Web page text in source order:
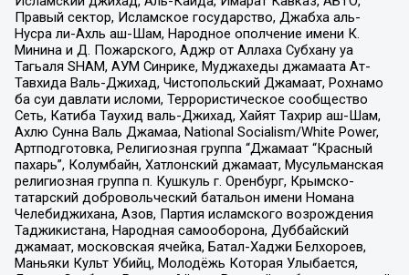
Правый сектор, Исламское государство, Джабха аль-
Нусра ли-Ахль аш-Шам, Народное ополчение имени К.
Минина и Д. Пожарского, Аджр от Аллаха Субхану уа
Тагьаля SHAM, АУМ Синрике, Муджахеды джамаата Ат-
Тавхида Валь-Джихад, Чистопольский Джамаат, Рохнамо
ба суи давлати исломи, Террористическое сообщество
Сеть, Катиба Таухид валь-Джихад, Хайят Тахрир аш-Шам,
Ахлю Сунна Валь Джамаа, National Socialism/White Power,
Артподготовка, Религиозная группа “Джамаат “Красный
пахарь”, Колумбайн, Хатлонский джамаат, Мусульманская
религиозная группа п. Кушкуль г. Оренбург, Крымско-
татарский добровольческий батальон имени Номана
Челебиджихана, Азов, Партия исламского возрождения
Таджикистана, Народная самооборона, Дуббайский
джамаат, московская ячейка, Батал-Хаджи Белхороев,
Маньяки Культ Убийц, Молодёжь Которая Улыбается,